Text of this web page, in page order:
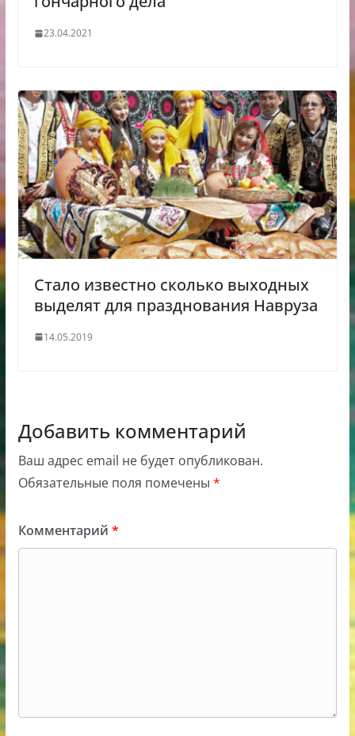
23.04.2021
Стало известно сколько выходных
выделят для празднования Навруза
14.05.2019
Добавить комментарий
Ваш адрес email не будет опубликован.
Обязательные поля помечены *
Комментарий *